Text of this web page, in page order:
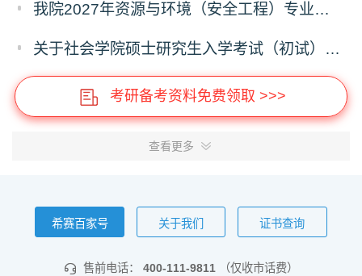
我院2027年资源与环境（安全工程）专业硕士研究生招生考试初试自命题科目调整通知
关于社会学院硕士研究生入学考试（初试）考试科目及参考书目变更的通知
考研备考资料免费领取 >>>
查看更多
希赛百家号 关于我们 证书查询
售前电话： 400-111-9811 （仅收市话费）